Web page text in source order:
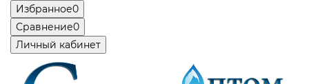
Избранное0
Сравнение0
Личный кабинет